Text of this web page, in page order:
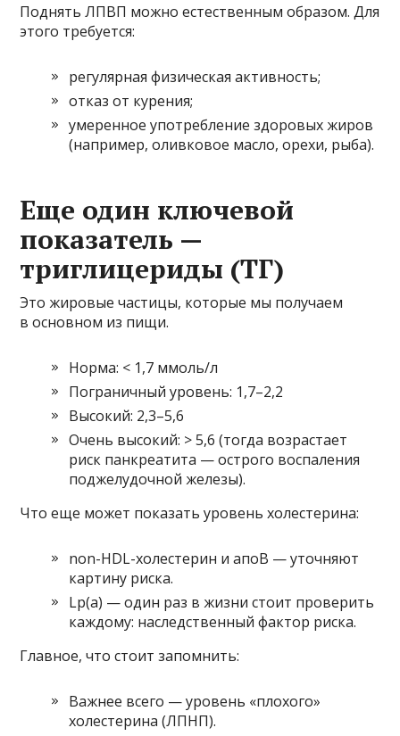
Поднять ЛПВП можно естественным образом. Для
этого требуется:
регулярная физическая активность;
отказ от курения;
умеренное употребление здоровых жиров
(например, оливковое масло, орехи, рыба).
Еще один ключевой
показатель —
триглицериды (ТГ)
Это жировые частицы, которые мы получаем
в основном из пищи.
Норма: < 1,7 ммоль/л
Пограничный уровень: 1,7–2,2
Высокий: 2,3–5,6
Очень высокий: > 5,6 (тогда возрастает
риск панкреатита — острого воспаления
поджелудочной железы).
Что еще может показать уровень холестерина:
non-HDL-холестерин и апоB — уточняют
картину риска.
Lp(a) — один раз в жизни стоит проверить
каждому: наследственный фактор риска.
Главное, что стоит запомнить:
Важнее всего — уровень «плохого»
холестерина (ЛПНП).